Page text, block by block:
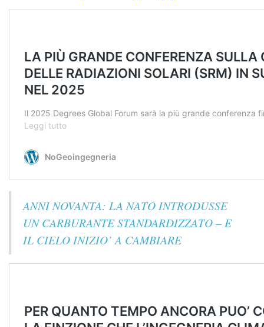
ANNI NOVANTA: LA NATO INTRODUSSE
UN CARBURANTE STANDARDIZZATO – E
IL CIELO INIZIO’ A CAMBIARE